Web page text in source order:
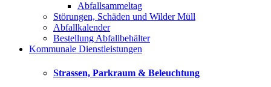
Abfallsammeltag
Störungen, Schäden und Wilder Müll
Abfallkalender
Bestellung Abfallbehälter
Kommunale Dienstleistungen
Strassen, Parkraum & Beleuchtung